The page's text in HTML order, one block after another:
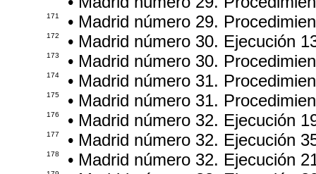
171 • Madrid número 29.
172 • Madrid número 30. Ejecución
173 • Madrid número 30.
174 • Madrid número 31.
175 • Madrid número 31.
176 • Madrid número 32. Ejecución
177 • Madrid número 32. Ejecución
178 • Madrid número 32. Ejecución